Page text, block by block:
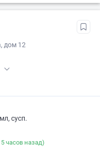
дом 12
сусп.
часов назад)